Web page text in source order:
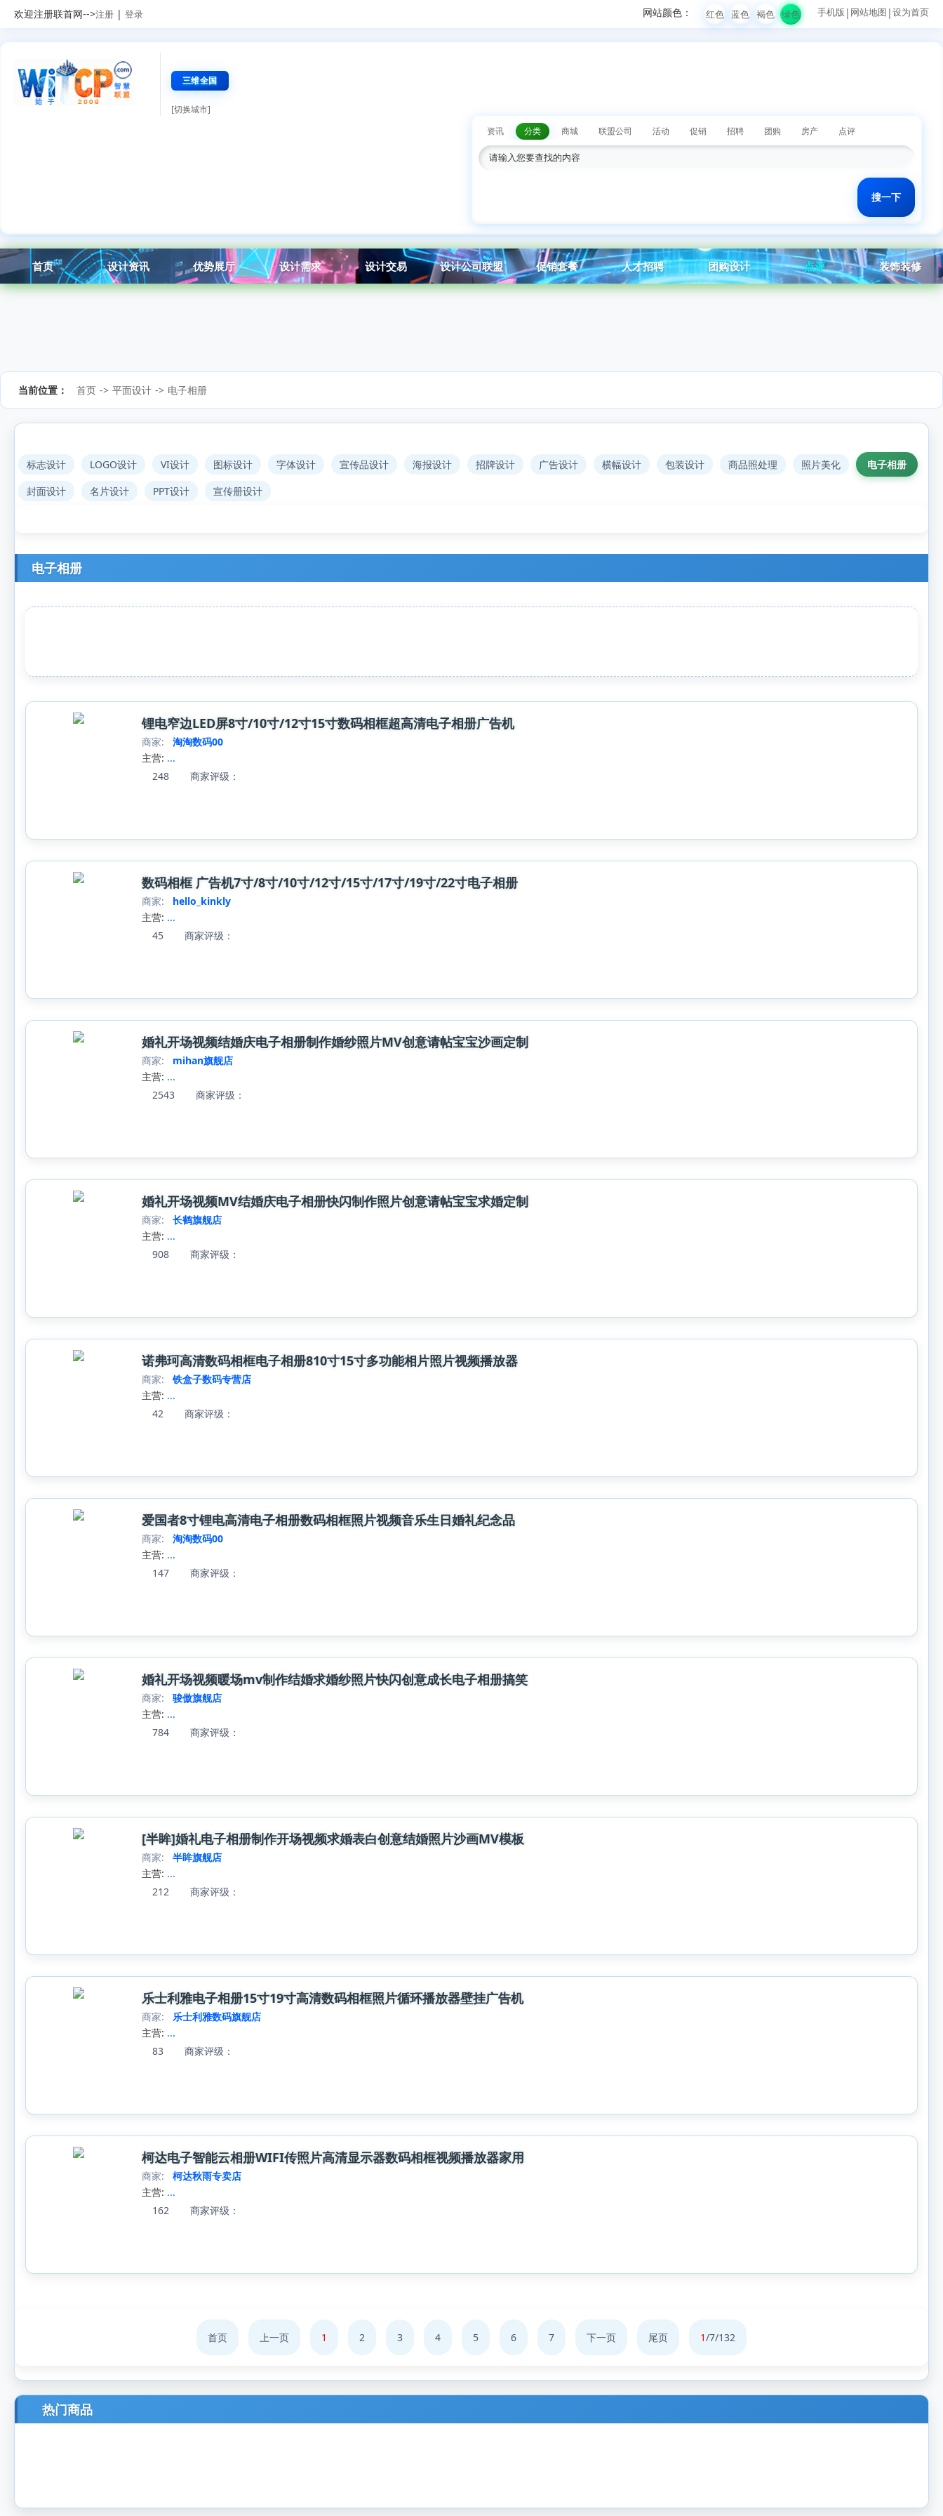
欢迎注册联首网-->注册 | 登录 手机版 | 网站地图 |设为首页
红色 蓝色 褐色 绿色
网站颜色：
三维全国
[切换城市]
资讯
分类 商城 联盟公司 活动 促销 招聘 团购 房产 点评
首页 设计资讯 优势展厅 设计需求 设计交易 设计公司联盟 促销套餐 人才招聘 团购设计 点评 装饰装修
当前位置： 首页 -> 平面设计 -> 电子相册
标志设计 LOGO设计 VI设计 图标设计 字体设计 宣传品设计 海报设计 招牌设计 广告设计 横幅设计 包装设计 商品照处理 照片美化
电子相册
封面设计
名片设计 PPT设计 宣传册设计
电子相册
锂电窄边LED屏8寸/10寸/12寸15寸数码相框超高清电子相册广告机
商家:
淘淘数码00
主营: ...
248
商家评级：
数码相框 广告机7寸/8寸/10寸/12寸/15寸/17寸/19寸/22寸电子相册
商家:
hello_kinkly
主营: ...
45
商家评级：
婚礼开场视频结婚庆电子相册制作婚纱照片MV创意请帖宝宝沙画定制
商家:
mihan旗舰店
主营: ...
2543
商家评级：
婚礼开场视频MV结婚庆电子相册快闪制作照片创意请帖宝宝求婚定制
商家:
长鹤旗舰店
主营: ...
908
商家评级：
诺弗珂高清数码相框电子相册810寸15寸多功能相片照片视频播放器
商家:
铁盒子数码专营店
主营: ...
42
商家评级：
爱国者8寸锂电高清电子相册数码相框照片视频音乐生日婚礼纪念品
商家:
淘淘数码00
主营: ...
147
商家评级：
婚礼开场视频暖场mv制作结婚求婚纱照片快闪创意成长电子相册搞笑
商家:
骏傲旗舰店
主营: ...
784
商家评级：
[半眸]婚礼电子相册制作开场视频求婚表白创意结婚照片沙画MV模板
商家:
半眸旗舰店
主营: ...
212
商家评级：
乐士利雅电子相册15寸19寸高清数码相框照片循环播放器壁挂广告机
商家:
乐士利雅数码旗舰店
主营: ...
83
商家评级：
柯达电子智能云相册WIFI传照片高清显示器数码相框视频播放器家用
商家:
柯达秋雨专卖店
主营: ...
162
商家评级：
首页 上一页 1 2 3 4 5 6 7 下一页 尾页 1/7/132
热门商品